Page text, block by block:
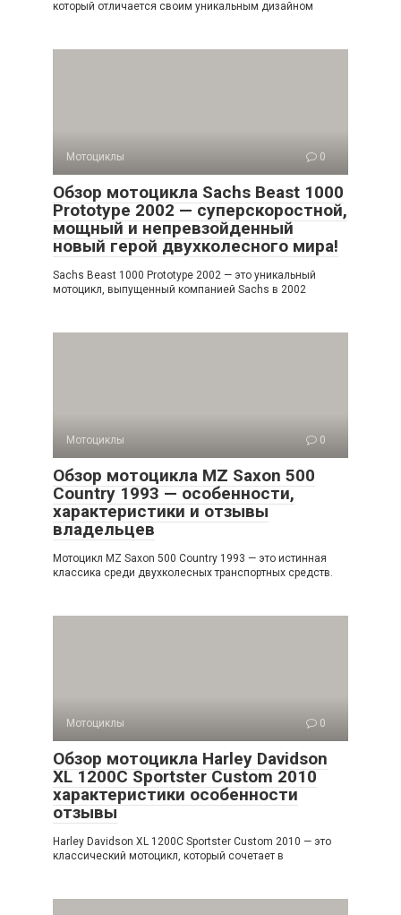
который отличается своим уникальным дизайном
Мотоциклы 0
Обзор мотоцикла Sachs Beast 1000
Prototype 2002 — суперскоростной,
мощный и непревзойденный
новый герой двухколесного мира!
Sachs Beast 1000 Prototype 2002 — это уникальный
мотоцикл, выпущенный компанией Sachs в 2002
Мотоциклы 0
Обзор мотоцикла MZ Saxon 500
Country 1993 — особенности,
характеристики и отзывы
владельцев
Мотоцикл MZ Saxon 500 Country 1993 — это истинная
классика среди двухколесных транспортных средств.
Мотоциклы 0
Обзор мотоцикла Harley Davidson
XL 1200C Sportster Custom 2010
характеристики особенности
отзывы
Harley Davidson XL 1200C Sportster Custom 2010 — это
классический мотоцикл, который сочетает в